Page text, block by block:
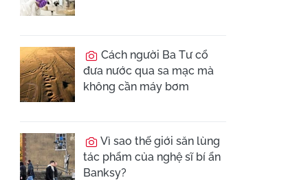
Cách người Ba Tư cổ
đưa nước qua sa mạc mà
không cần máy bơm
Vì sao thế giới săn lùng
tác phẩm của nghệ sĩ bí ẩn
Banksy?